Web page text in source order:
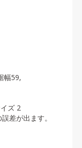
幅59,
ズ 2
差が出ます。